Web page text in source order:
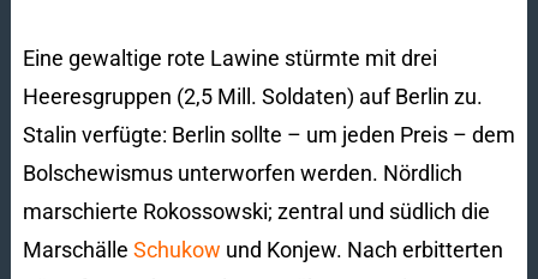
Eine gewaltige rote Lawine stürmte mit drei
Heeresgruppen (2,5 Mill. Soldaten) auf Berlin zu.
Stalin verfügte: Berlin sollte – um jeden Preis – dem
Bolschewismus unterworfen werden. Nördlich
marschierte Rokossowski; zentral und südlich die
Marschälle Schukow und Konjew. Nach erbitterten